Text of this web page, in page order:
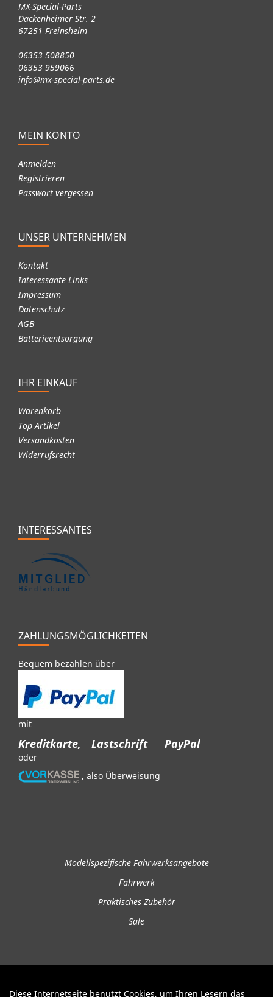
MX-Special-Parts
Dackenheimer Str. 2
67251 Freinsheim
06353 508850
06353 959066
info@mx-special-parts.de
MEIN KONTO
Anmelden
Registrieren
Passwort vergessen
UNSER UNTERNEHMEN
Kontakt
Interessante Links
Impressum
Datenschutz
AGB
Batterieentsorgung
IHR EINKAUF
Warenkorb
Top Artikel
Versandkosten
Widerrufsrecht
INTERESSANTES
ZAHLUNGSMÖGLICHKEITEN
Bequem bezahlen über
mit
Kreditkarte, Lastschrift PayPal
oder
, also Überweisung
Modellspezifische Fahrwerksangebote
Fahrwerk
Praktisches Zubehör
Sale
Diese Internetseite benutzt Cookies, um Ihren Lesern das